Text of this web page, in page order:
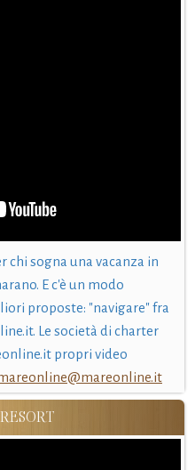
chi sogna una vacanza in
E c'è un modo
proposte: "navigare" fra
Le società di charter
propri video